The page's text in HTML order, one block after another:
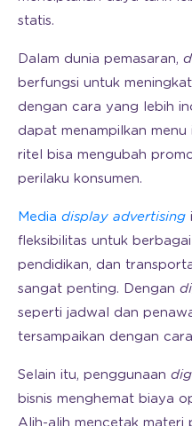
statis.
Dalam dunia pemasaran,
berfungsi untuk
dengan cara yang lebih
dapat menampilkan
ritel bisa mengubah
perilaku konsumen.
Media display advertising
fleksibilitas untuk
pendidikan, dan
sangat penting. Dengan
seperti jadwal dan
tersampaikan dengan
Selain itu, penggunaan
bisnis menghemat biaya
Alih-alih mencetak materi